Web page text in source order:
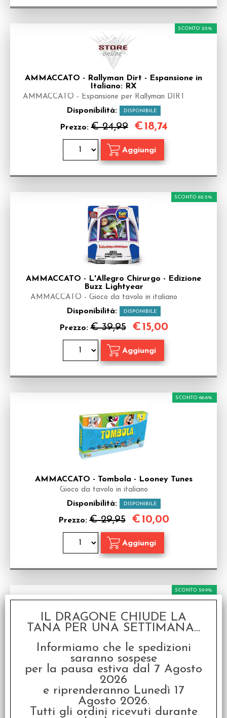
AMMACCATO - Rallyman Dirt - Espansione in
Italiano: RX
AMMACCATO - Espansione per Rallyman DIRT
Disponibilità: DISPONIBILE
Prezzo:€ 24,99
SCONTO 25%
€18,74
AMMACCATO - L'Allegro Chirurgo - Edizione
Buzz Lightyear
AMMACCATO - Gioco da tavolo in italiano
Disponibilità: DISPONIBILE
Prezzo:€ 39,95
SCONTO 62.5%
€15,00
AMMACCATO - Tombola - Looney Tunes
Gioco da tavolo in italiano
Disponibilità: DISPONIBILE
Prezzo:€ 29,95
SCONTO 66.6%
€10,00
AMMACCATO - Trovami - Looney Tunes
Gioco da tavolo in italiano
Disponibilità: DISPONIBILE
Prezzo:€ 24,95
SCONTO 59.9%
€10,00
IL DRAGONE CHIUDE LA
TANA PER UNA SETTIMANA...
Informiamo che le spedizioni
saranno sospese
per la pausa estiva dal 7 Agosto
2026
e riprenderanno Lunedì 17
Agosto 2026.
Tutti gli ordini ricevuti durante